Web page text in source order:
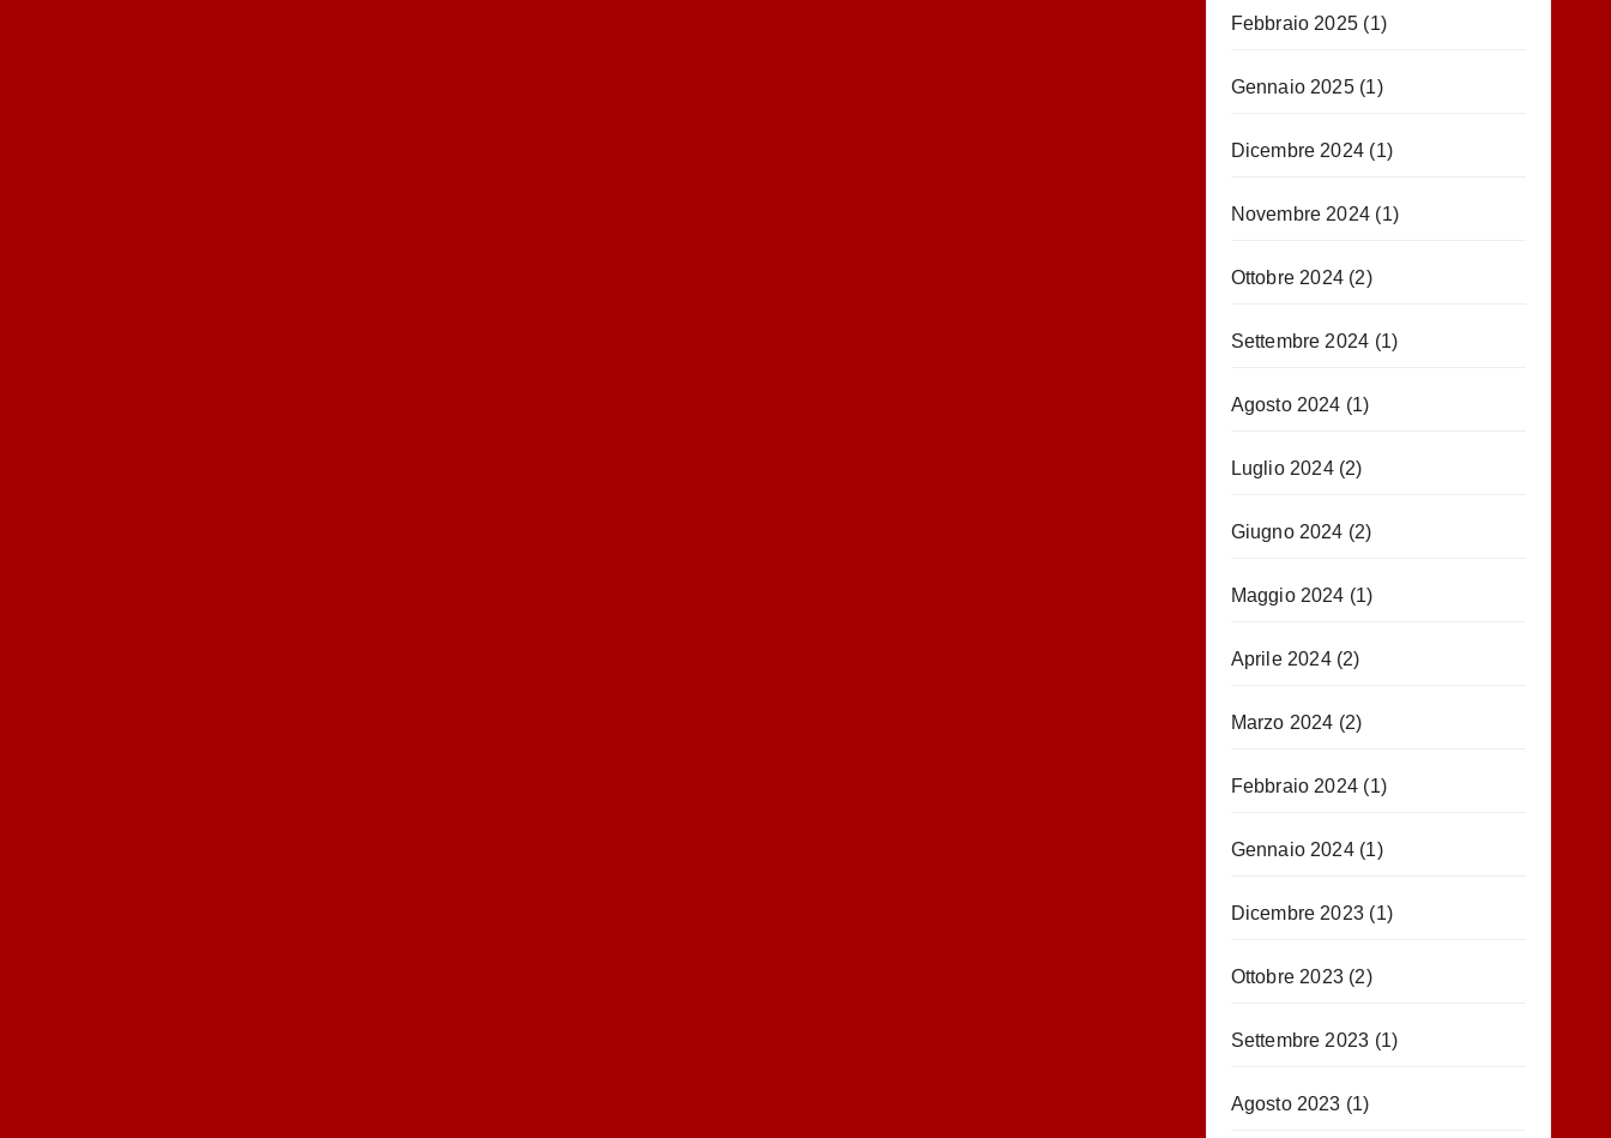
Febbraio 2025 (1)
Gennaio 2025(1)
Dicembre 2024 (1)
Novembre 2024 (1)
Ottobre 2024(2)
Settembre 2024 (1)
Agosto 2024 (1)
Luglio 2024(2)
Giugno 2024 (2)
Maggio 2024 (1)
Aprile 2024(2)
Marzo 2024 (2)
Febbraio 2024 (1)
Gennaio 2024(1)
Dicembre 2023 (1)
Ottobre 2023(2)
Settembre 2023 (1)
Agosto 2023 (1)